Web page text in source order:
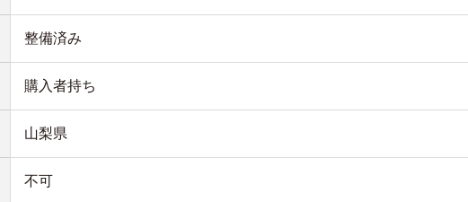
整備済み
購入者持ち
山梨県
不可